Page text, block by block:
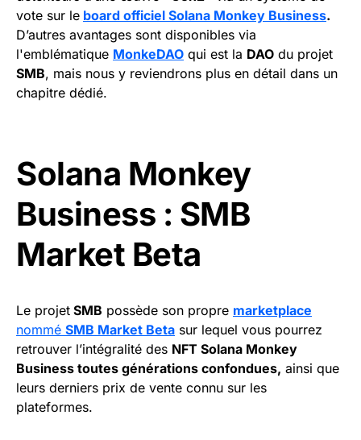
vote sur le board officiel Solana Monkey Business.
D’autres avantages sont disponibles via
l'emblématique MonkeDAO qui est la DAO du projet
SMB, mais nous y reviendrons plus en détail dans un
chapitre dédié.
Solana Monkey
Business : SMB
Market Beta
Le projet SMB possède son propre marketplace
nommé SMB Market Beta sur lequel vous pourrez
retrouver l’intégralité des NFT Solana Monkey
Business toutes générations confondues, ainsi que
leurs derniers prix de vente connu sur les
plateformes.